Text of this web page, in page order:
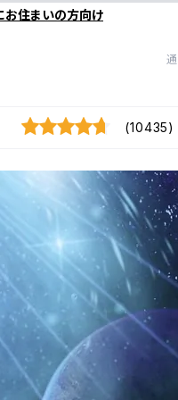
お住まいの方向け
(10435)